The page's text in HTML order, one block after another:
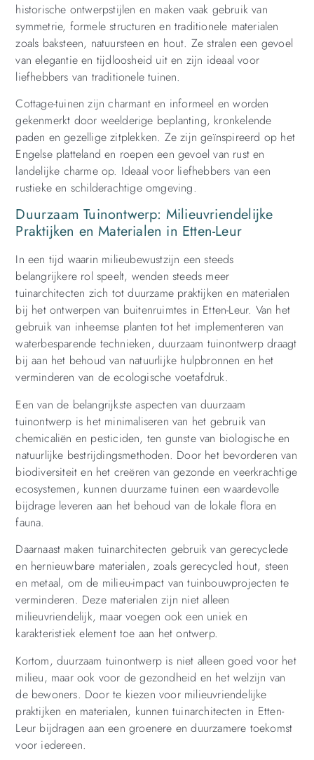
historische ontwerpstijlen en maken vaak gebruik van
symmetrie, formele structuren en traditionele materialen
zoals baksteen, natuursteen en hout. Ze stralen een gevoel
van elegantie en tijdloosheid uit en zijn ideaal voor
liefhebbers van traditionele tuinen.
Cottage-tuinen zijn charmant en informeel en worden
gekenmerkt door weelderige beplanting, kronkelende
paden en gezellige zitplekken. Ze zijn geïnspireerd op het
Engelse platteland en roepen een gevoel van rust en
landelijke charme op. Ideaal voor liefhebbers van een
rustieke en schilderachtige omgeving.
Duurzaam Tuinontwerp: Milieuvriendelijke
Praktijken en Materialen in Etten-Leur
In een tijd waarin milieubewustzijn een steeds
belangrijkere rol speelt, wenden steeds meer
tuinarchitecten zich tot duurzame praktijken en materialen
bij het ontwerpen van buitenruimtes in Etten-Leur. Van het
gebruik van inheemse planten tot het implementeren van
waterbesparende technieken, duurzaam tuinontwerp draagt
bij aan het behoud van natuurlijke hulpbronnen en het
verminderen van de ecologische voetafdruk.
Een van de belangrijkste aspecten van duurzaam
tuinontwerp is het minimaliseren van het gebruik van
chemicaliën en pesticiden, ten gunste van biologische en
natuurlijke bestrijdingsmethoden. Door het bevorderen van
biodiversiteit en het creëren van gezonde en veerkrachtige
ecosystemen, kunnen duurzame tuinen een waardevolle
bijdrage leveren aan het behoud van de lokale flora en
fauna.
Daarnaast maken tuinarchitecten gebruik van gerecyclede
en hernieuwbare materialen, zoals gerecycled hout, steen
en metaal, om de milieu-impact van tuinbouwprojecten te
verminderen. Deze materialen zijn niet alleen
milieuvriendelijk, maar voegen ook een uniek en
karakteristiek element toe aan het ontwerp.
Kortom, duurzaam tuinontwerp is niet alleen goed voor het
milieu, maar ook voor de gezondheid en het welzijn van
de bewoners. Door te kiezen voor milieuvriendelijke
praktijken en materialen, kunnen tuinarchitecten in Etten-
Leur bijdragen aan een groenere en duurzamere toekomst
voor iedereen.